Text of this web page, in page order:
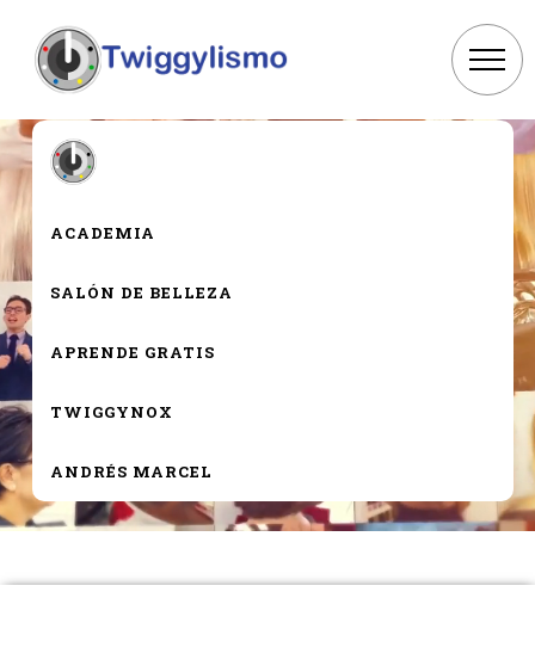
ACADEMIA
SALÓN DE BELLEZA
APRENDE GRATIS
TWIGGYNOX
ANDRÉS MARCEL